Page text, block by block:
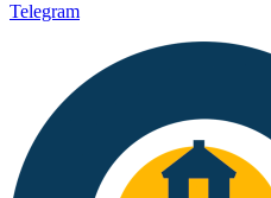
Telegram